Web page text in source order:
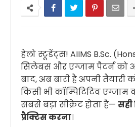
हेलो स्टूडेंट्स! AIIMS B.Sc.
सिलेबस और एग्जाम पैटर्न
बाद, अब बारी है अपनी तैयारी
किसी भी कॉम्पिटिटिव
सबसे बड़ा सीक्रेट होता है— सही
प्रैक्टिस करना।